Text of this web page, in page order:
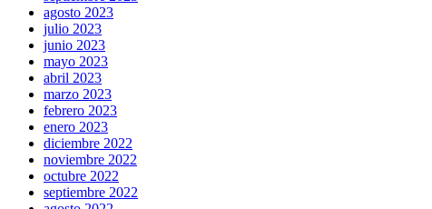
agosto 2023
julio 2023
junio 2023
mayo 2023
abril 2023
marzo 2023
febrero 2023
enero 2023
diciembre 2022
noviembre 2022
octubre 2022
septiembre 2022